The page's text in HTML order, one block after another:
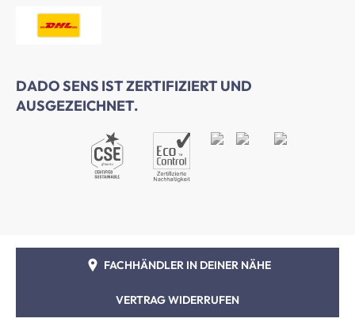
DADO SENS IST ZERTIFIZIERT UND
AUSGEZEICHNET.
FACHHÄNDLER IN DEINER NÄHE
VERTRAG WIDERRUFEN